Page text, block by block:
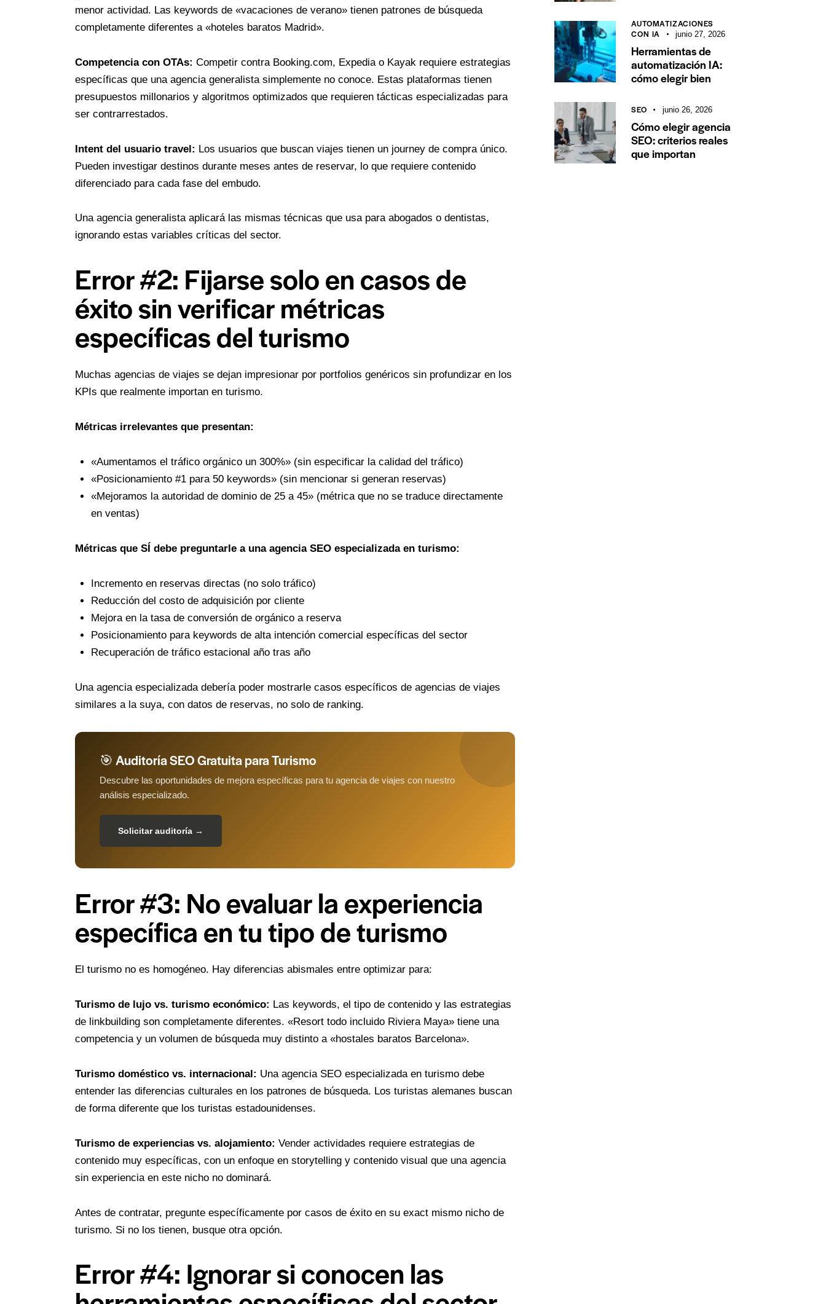
menor actividad. Las keywords de «vacaciones de verano» tienen patrones de búsqueda
completamente diferentes a «hoteles baratos Madrid».
Competencia con OTAs: Competir contra Booking.com, Expedia o Kayak requiere estrategias
específicas que una agencia generalista simplemente no conoce. Estas plataformas tienen
presupuestos millonarios y algoritmos optimizados que requieren tácticas especializadas para
ser contrarrestados.
Intent del usuario travel: Los usuarios que buscan viajes tienen un journey de compra único.
Pueden investigar destinos durante meses antes de reservar, lo que requiere contenido
diferenciado para cada fase del embudo.
Una agencia generalista aplicará las mismas técnicas que usa para abogados o dentistas,
ignorando estas variables críticas del sector.
Error #2: Fijarse solo en casos de
éxito sin verificar métricas
específicas del turismo
Muchas agencias de viajes se dejan impresionar por portfolios genéricos sin profundizar en los
KPIs que realmente importan en turismo.
Métricas irrelevantes que presentan:
«Aumentamos el tráfico orgánico un 300%» (sin especificar la calidad del tráfico)
«Posicionamiento #1 para 50 keywords» (sin mencionar si generan reservas)
«Mejoramos la autoridad de dominio de 25 a 45» (métrica que no se traduce directamente
en ventas)
Métricas que SÍ debe preguntarle a una agencia SEO especializada en turismo:
Incremento en reservas directas (no solo tráfico)
Reducción del costo de adquisición por cliente
Mejora en la tasa de conversión de orgánico a reserva
Posicionamiento para keywords de alta intención comercial específicas del sector
Recuperación de tráfico estacional año tras año
Una agencia especializada debería poder mostrarle casos específicos de agencias de viajes
similares a la suya, con datos de reservas, no solo de ranking.
🎯 Auditoría SEO Gratuita para Turismo
Descubre las oportunidades de mejora específicas para tu agencia de viajes con nuestro
análisis especializado.
Solicitar auditoría →
Error #3: No evaluar la experiencia
específica en tu tipo de turismo
El turismo no es homogéneo. Hay diferencias abismales entre optimizar para:
Turismo de lujo vs. turismo económico: Las keywords, el tipo de contenido y las estrategias
de linkbuilding son completamente diferentes. «Resort todo incluido Riviera Maya» tiene una
competencia y un volumen de búsqueda muy distinto a «hostales baratos Barcelona».
Turismo doméstico vs. internacional: Una agencia SEO especializada en turismo debe
entender las diferencias culturales en los patrones de búsqueda. Los turistas alemanes buscan
de forma diferente que los turistas estadounidenses.
Turismo de experiencias vs. alojamiento: Vender actividades requiere estrategias de
contenido muy específicas, con un enfoque en storytelling y contenido visual que una agencia
sin experiencia en este nicho no dominará.
Antes de contratar, pregunte específicamente por casos de éxito en su exact mismo nicho de
turismo. Si no los tienen, busque otra opción.
Error #4: Ignorar si conocen las
AUTOMATIZACIONES
CON IA
junio 27, 2026
Herramientas de
automatización IA:
cómo elegir bien
SEO junio 26, 2026
Cómo elegir agencia
SEO: criterios reales
que importan